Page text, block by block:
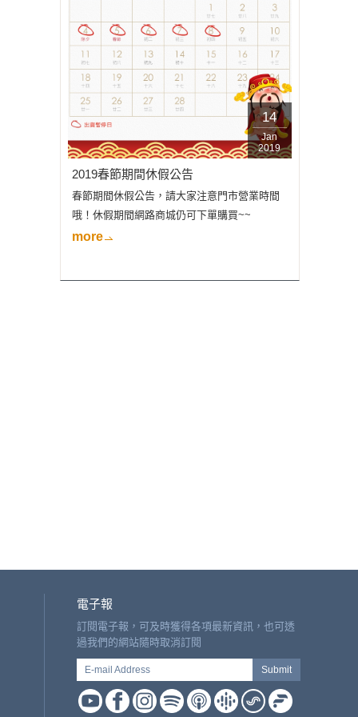
14
Jan
2019
2019春節期間休假公告
春節期間休假公告，請大家注意門市營業時間
哦！休假期間網路商城仍可下單購買~~
more
電子報
訂閱電子報，可及時獲得各項最新資訊，也可透
過我們的網站隨時取消訂閱
E-mail Address Submit